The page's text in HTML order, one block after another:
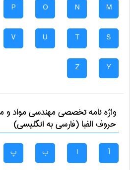
M
N
O
P
S
T
U
V
Y
Z
واژه نامه تخصصیمهندسی مواد و
حروف الفبا (فارسی به انگلیسی)
آ ا ب پ